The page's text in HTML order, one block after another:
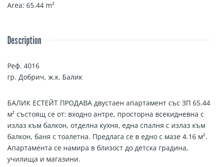
Area: 65.44 m²
Description
Реф. 4016
гр. Добрич, ж.к. Балик
БАЛИК ЕСТЕЙТ ПРОДАВА двустаен апартамент със ЗП 65.44
м² състоящ се от: входно антре, просторна всекидневна с
излаз към балкон, отделна кухня, една спалня с излаз към
балкон, баня с тоалетна. Предлага се в едно с мазе 4.16 м².
Апартамента се намира в близост до детска градина,
училища и магазини.